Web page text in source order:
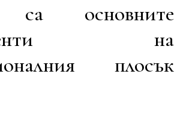
са основните
на
плосък